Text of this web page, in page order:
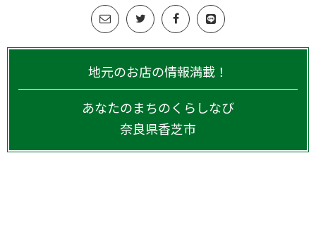
地元のお店の情報満載！
あなたのまちのくらしなび
奈良県香芝市